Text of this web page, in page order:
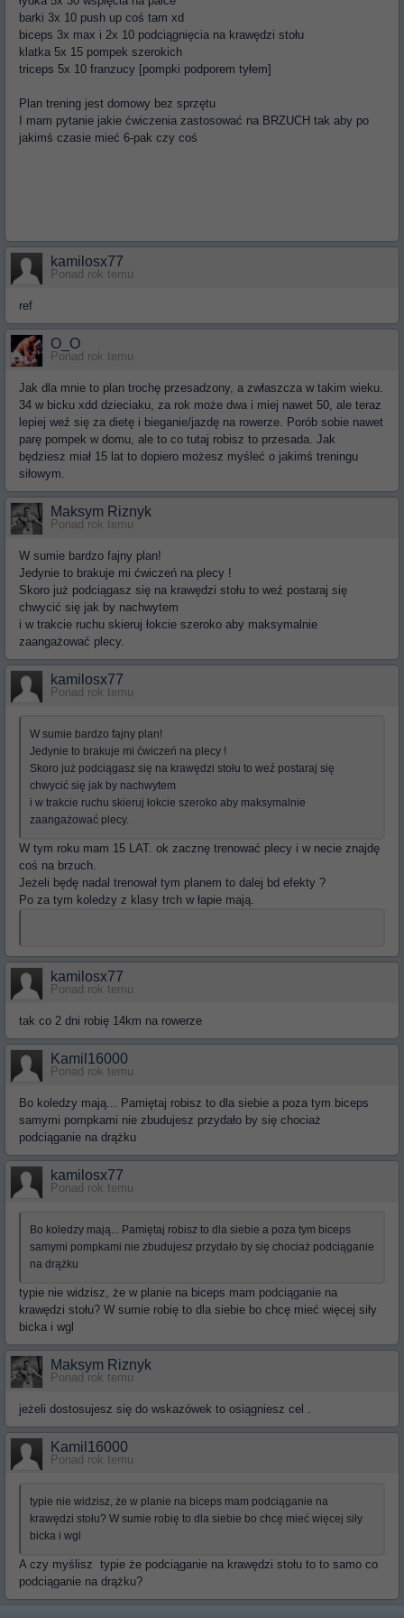
barki 3x 10 push up coś tam xd
biceps 3x max i 2x 10 podciągnięcia na krawędzi stołu
klatka 5x 15 pompek szerokich
triceps 5x 10 franzucy [pompki podporem tyłem]
Plan trening jest domowy bez sprzętu
I mam pytanie jakie ćwiczenia zastosować na BRZUCH tak aby po
jakimś czasie mieć 6-pak czy coś
kamilosx77
Ponad rok temu
ref
O_O
Ponad rok temu
Jak dla mnie to plan trochę przesadzony, a zwłaszcza w takim wieku.
34 w bicku xdd dzieciaku, za rok może dwa i miej nawet 50, ale teraz
lepiej weź się za dietę i bieganie/jazdę na rowerze. Porób sobie nawet
parę pompek w domu, ale to co tutaj robisz to przesada. Jak
będziesz miał 15 lat to dopiero możesz myśleć o jakimś treningu
siłowym.
Maksym Riznyk
Ponad rok temu
W sumie bardzo fajny plan!
Jedynie to brakuje mi ćwiczeń na plecy !
Skoro już podciągasz się na krawędzi stołu to weź postaraj się
chwycić się jak by nachwytem
i w trakcie ruchu skieruj łokcie szeroko aby maksymalnie
zaangażować plecy.
kamilosx77
Ponad rok temu
W sumie bardzo fajny plan!
Jedynie to brakuje mi ćwiczeń na plecy !
Skoro już podciągasz się na krawędzi stołu to weź postaraj się
chwycić się jak by nachwytem
i w trakcie ruchu skieruj łokcie szeroko aby maksymalnie
zaangażować plecy.
W tym roku mam 15 LAT. ok zacznę trenować plecy i w necie znajdę
coś na brzuch.
Jeżeli będę nadal trenował tym planem to dalej bd efekty ?
Po za tym koledzy z klasy trch w łapie mają.
kamilosx77
Ponad rok temu
tak co 2 dni robię 14km na rowerze
Kamil16000
Ponad rok temu
Bo koledzy mają... Pamiętaj robisz to dla siebie a poza tym biceps
samymi pompkami nie zbudujesz przydało by się chociaż
podciąganie na drążku
kamilosx77
Ponad rok temu
Bo koledzy mają... Pamiętaj robisz to dla siebie a poza tym biceps
samymi pompkami nie zbudujesz przydało by się chociaż podciąganie
na drążku
typie nie widzisz, że w planie na biceps mam podciąganie na
krawędzi stołu? W sumie robię to dla siebie bo chcę mieć więcej siły
bicka i wgl
Maksym Riznyk
Ponad rok temu
jeżeli dostosujesz się do wskazówek to osiągniesz cel .
Kamil16000
Ponad rok temu
typie nie widzisz, że w planie na biceps mam podciąganie na
krawędzi stołu? W sumie robię to dla siebie bo chcę mieć więcej siły
bicka i wgl
A czy myślisz typie że podciąganie na krawędzi stołu to to samo co
podciąganie na drążku?